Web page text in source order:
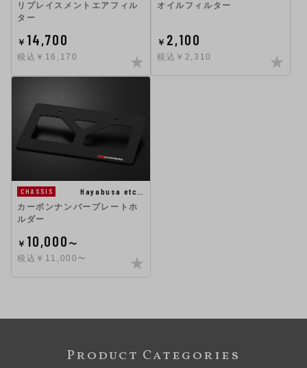
リプレイスメントエアフィル
ター
￥ 14,700
税込￥16,170
オイルフィルター
￥ 2,100
税込￥2,310
CHASSIS
Hayabusa etc…
カーボンナンバープレートホ
ルダー
￥ 10,000〜
税込￥11,000〜
Product Categories